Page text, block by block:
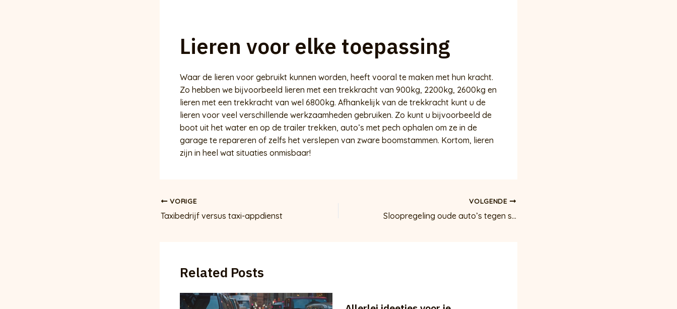
Lieren voor elke toepassing
Waar de lieren voor gebruikt kunnen worden, heeft vooral te maken met hun kracht.
Zo hebben we bijvoorbeeld lieren met een trekkracht van 900kg, 2200kg, 2600kg en
lieren met een trekkracht van wel 6800kg. Afhankelijk van de trekkracht kunt u de
lieren voor veel verschillende werkzaamheden gebruiken. Zo kunt u bijvoorbeeld de
boot uit het water en op de trailer trekken, auto’s met pech ophalen om ze in de
garage te repareren of zelfs het verslepen van zware boomstammen. Kortom, lieren
zijn in heel wat situaties onmisbaar!
Bericht
navigatie
VORIGE
Taxibedrijf versus taxi-appdienst
VOLGENDE
Sloopregeling oude auto’s tegen stikstofcrisis
Related Posts